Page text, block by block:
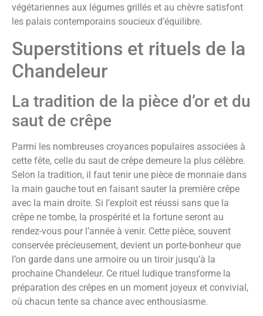
végétariennes aux légumes grillés et au chèvre satisfont
les palais contemporains soucieux d’équilibre.
Superstitions et rituels de la
Chandeleur
La tradition de la pièce d’or et du
saut de crêpe
Parmi les nombreuses croyances populaires associées à
cette fête, celle du saut de crêpe demeure la plus célèbre.
Selon la tradition, il faut tenir une pièce de monnaie dans
la main gauche tout en faisant sauter la première crêpe
avec la main droite. Si l’exploit est réussi sans que la
crêpe ne tombe, la prospérité et la fortune seront au
rendez-vous pour l’année à venir. Cette pièce, souvent
conservée précieusement, devient un porte-bonheur que
l’on garde dans une armoire ou un tiroir jusqu’à la
prochaine Chandeleur. Ce rituel ludique transforme la
préparation des crêpes en un moment joyeux et convivial,
où chacun tente sa chance avec enthousiasme.